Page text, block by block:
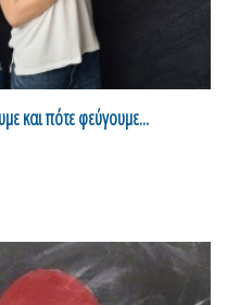
και πότε φεύγουμε...